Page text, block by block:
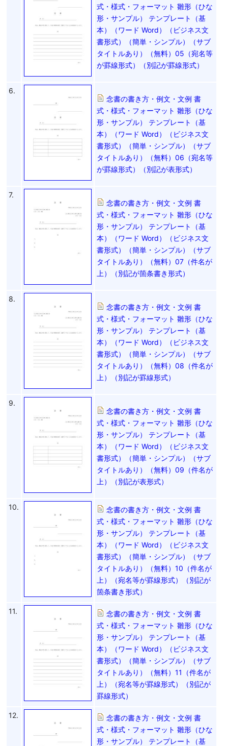
式・様式・フォーマット 雛形（ひな
形・サンプル） テンプレート（基
本）（ワード Word）（ビジネス文
書形式）（簡単・シンプル）（サブ
タイトルあり）（無料）05（宛名等
が罫線形式）（別記が罫線形式）
6.
念書の書き方・例文・文例 書
式・様式・フォーマット 雛形（ひな
形・サンプル） テンプレート（基
本）（ワード Word）（ビジネス文
書形式）（簡単・シンプル）（サブ
タイトルあり）（無料）06（宛名等
が罫線形式）（別記が表形式）
7.
念書の書き方・例文・文例 書
式・様式・フォーマット 雛形（ひな
形・サンプル） テンプレート（基
本）（ワード Word）（ビジネス文
書形式）（簡単・シンプル）（サブ
タイトルあり）（無料）07（件名が
上）（別記が箇条書き形式）
8.
念書の書き方・例文・文例 書
式・様式・フォーマット 雛形（ひな
形・サンプル） テンプレート（基
本）（ワード Word）（ビジネス文
書形式）（簡単・シンプル）（サブ
タイトルあり）（無料）08（件名が
上）（別記が罫線形式）
9.
念書の書き方・例文・文例 書
式・様式・フォーマット 雛形（ひな
形・サンプル） テンプレート（基
本）（ワード Word）（ビジネス文
書形式）（簡単・シンプル）（サブ
タイトルあり）（無料）09（件名が
上）（別記が表形式）
10.
念書の書き方・例文・文例 書
式・様式・フォーマット 雛形（ひな
形・サンプル） テンプレート（基
本）（ワード Word）（ビジネス文
書形式）（簡単・シンプル）（サブ
タイトルあり）（無料）10（件名が
上）（宛名等が罫線形式）（別記が
箇条書き形式）
11.
念書の書き方・例文・文例 書
式・様式・フォーマット 雛形（ひな
形・サンプル） テンプレート（基
本）（ワード Word）（ビジネス文
書形式）（簡単・シンプル）（サブ
タイトルあり）（無料）11（件名が
上）（宛名等が罫線形式）（別記が
罫線形式）
12.
念書の書き方・例文・文例 書
式・様式・フォーマット 雛形（ひな
形・サンプル） テンプレート（基